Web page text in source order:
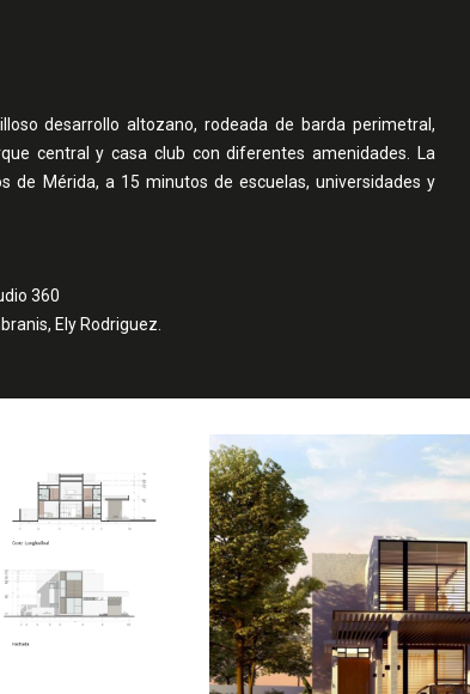
desarrollo altozano, rodeada de barda perimetral,
central y casa club con diferentes amenidades. La
de Mérida, a 15 minutos de escuelas, universidades y
360
Ely Rodriguez.